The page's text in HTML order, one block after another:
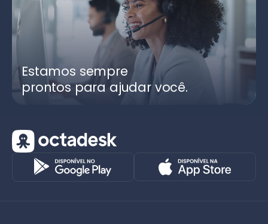
Estamos sempre
prontos para ajudar você.